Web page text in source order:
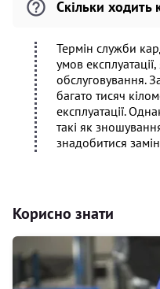
Скільки ходить
Термін служби
умов експлуатації,
обслуговування.
багато тисяч
експлуатації.
такі як
знадобитися
Корисно знати